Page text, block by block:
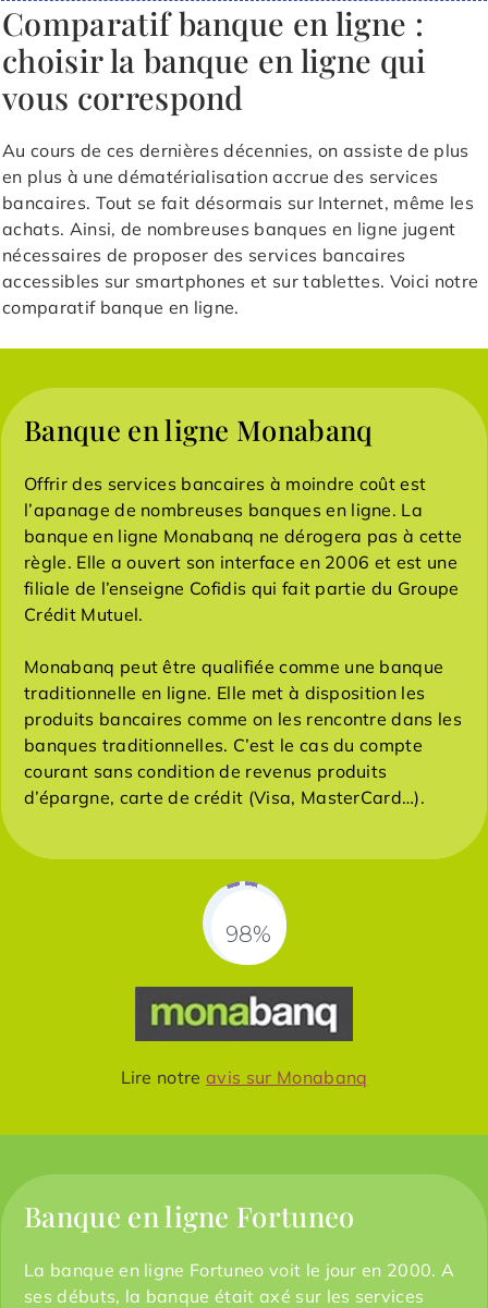
Comparatif banque en ligne :
choisir la banque en ligne qui
vous correspond
Au cours de ces dernières décennies, on assiste de plus
en plus à une dématérialisation accrue des services
bancaires. Tout se fait désormais sur Internet, même les
achats. Ainsi, de nombreuses banques en ligne jugent
nécessaires de proposer des services bancaires
accessibles sur smartphones et sur tablettes. Voici notre
comparatif banque en ligne.
Banque en ligne Monabanq
Offrir des services bancaires à moindre coût est
l’apanage de nombreuses banques en ligne. La
banque en ligne Monabanq ne dérogera pas à cette
règle. Elle a ouvert son interface en 2006 et est une
filiale de l’enseigne Cofidis qui fait partie du Groupe
Crédit Mutuel.
Monabanq peut être qualifiée comme une banque
traditionnelle en ligne. Elle met à disposition les
produits bancaires comme on les rencontre dans les
banques traditionnelles. C’est le cas du compte
courant sans condition de revenus produits
d’épargne, carte de crédit (Visa, MasterCard…).
98%
Lire notreavis sur Monabanq
Banque en ligne Fortuneo
La banque en ligne Fortuneo voit le jour en 2000. A
ses débuts, la banque était axé sur les services